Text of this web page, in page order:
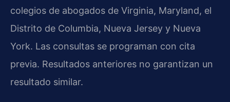
colegios de abogados de Virginia, Maryland, el
Distrito de Columbia, Nueva Jersey y Nueva
York. Las consultas se programan con cita
previa. Resultados anteriores no garantizan un
resultado similar.